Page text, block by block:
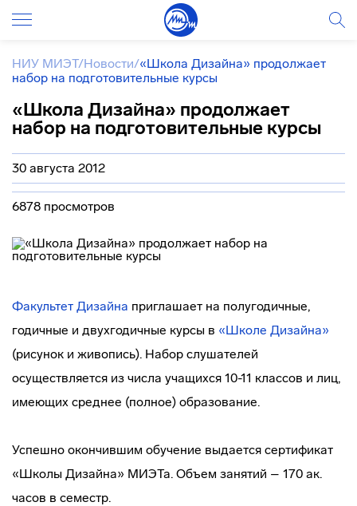
НИУ МИЭТ/Новости/«Школа Дизайна» продолжает
набор на подготовительные курсы
«Школа Дизайна» продолжает
набор на подготовительные курсы
30 августа 2012
6878 просмотров
Факультет Дизайна приглашает на полугодичные,
годичные и двухгодичные курсы в «Школе Дизайна»
(рисунок и живопись). Набор слушателей
осуществляется из числа учащихся 10-11 классов и лиц,
имеющих среднее (полное) образование.
Успешно окончившим обучение выдается сертификат
«Школы Дизайна» МИЭТа. Объем занятий – 170 ак.
часов в семестр.